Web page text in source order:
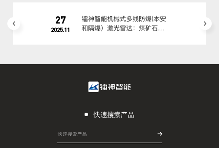
27
2025.11
镭神智能机械式多线防爆(本安
和隔爆）激光雷达：煤矿石油
快速搜索产品